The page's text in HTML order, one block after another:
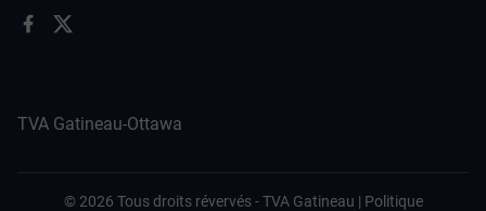
TVA Gatineau-Ottawa
© 2026 Tous droits révervés -TVA Gatineau | Politique